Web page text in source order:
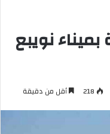
نويبع
218 أقل من دقيقة